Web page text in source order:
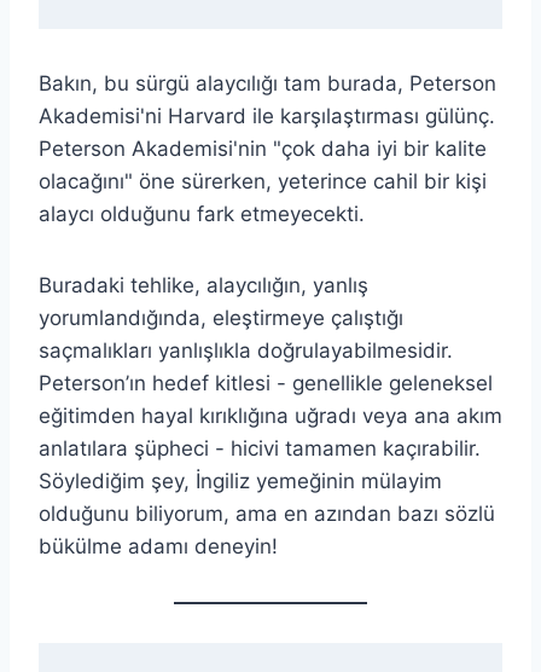
Bakın, bu sürgü alaycılığı tam burada, Peterson
Akademisi'ni Harvard ile karşılaştırması gülünç.
Peterson Akademisi'nin "çok daha iyi bir kalite
olacağını" öne sürerken, yeterince cahil bir kişi
alaycı olduğunu fark etmeyecekti.
Buradaki tehlike, alaycılığın, yanlış
yorumlandığında, eleştirmeye çalıştığı
saçmalıkları yanlışlıkla doğrulayabilmesidir.
Peterson’ın hedef kitlesi - genellikle geleneksel
eğitimden hayal kırıklığına uğradı veya ana akım
anlatılara şüpheci - hicivi tamamen kaçırabilir.
Söylediğim şey, İngiliz yemeğinin mülayim
olduğunu biliyorum, ama en azından bazı sözlü
bükülme adamı deneyin!